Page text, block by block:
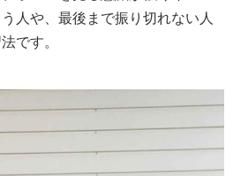
人や、最後まで振り切れない人
です。